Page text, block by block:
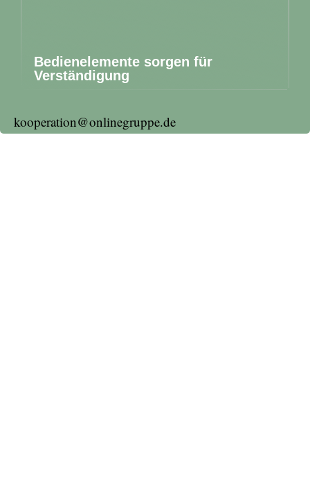
Bedienelemente sorgen für
Verständigung
kooperation@onlinegruppe.de